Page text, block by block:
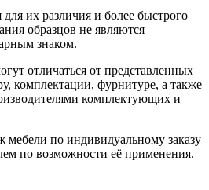
их различия и более быстрого
образцов не являются
знаком.
отличаться от представленных
комплектации, фурнитуре, а также
комплектующих и
по индивидуальному заказу
по возможности её применения.